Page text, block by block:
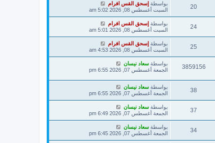
20 بواسطة إسحق القس افرام
السبت أغسطس 08, 2026 5:02 am
24 بواسطة إسحق القس افرام
السبت أغسطس 08, 2026 5:01 am
25 بواسطة إسحق القس افرام
السبت أغسطس 08, 2026 4:53 am
3859156 بواسطة سعاد نيسان
الجمعة أغسطس 07, 2026 6:55 pm
38 بواسطة سعاد نيسان
الجمعة أغسطس 07, 2026 6:55 pm
37 بواسطة سعاد نيسان
الجمعة أغسطس 07, 2026 6:49 pm
34 بواسطة سعاد نيسان
الجمعة أغسطس 07, 2026 6:45 pm